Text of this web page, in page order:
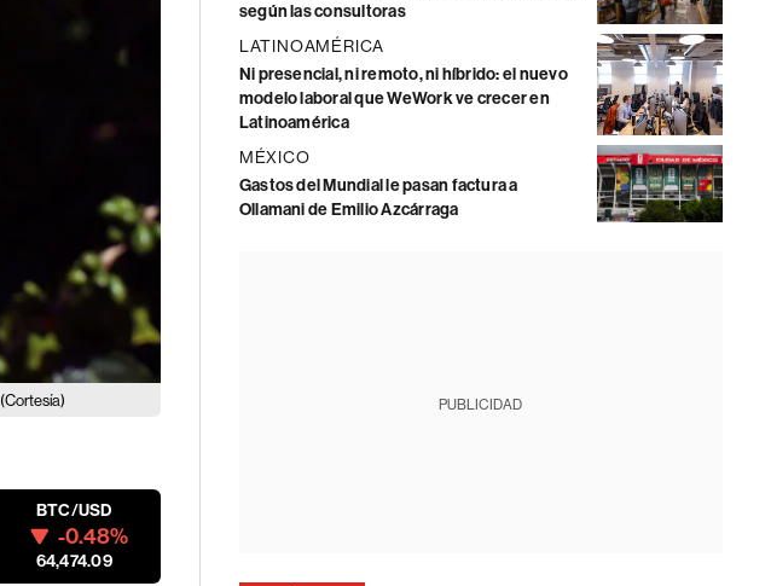
(Cortesía)
BTC/USD
-0.48%
64,474.09
según las consultoras
LATINOAMÉRICA
Ni presencial, ni remoto, ni híbrido: el nuevo
modelo laboral que WeWork ve crecer en
Latinoamérica
MÉXICO
Gastos del Mundial le pasan factura a
Ollamani de Emilio Azcárraga
PUBLICIDAD